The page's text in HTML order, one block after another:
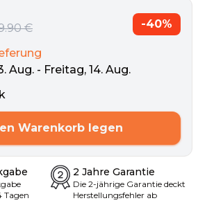
€ -40%
Aug. - Freitag, 14. Aug.
Warenkorb legen
Tagen
2 Jahre Garantie
Die 2-jährige Garantie deckt
Herstellungsfehler ab